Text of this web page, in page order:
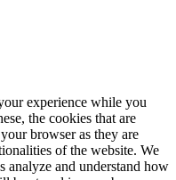
experience while you
the cookies that are
browser as they are
of the website. We
analyze and understand how